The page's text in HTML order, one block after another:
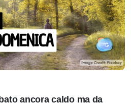
ancora caldo ma da